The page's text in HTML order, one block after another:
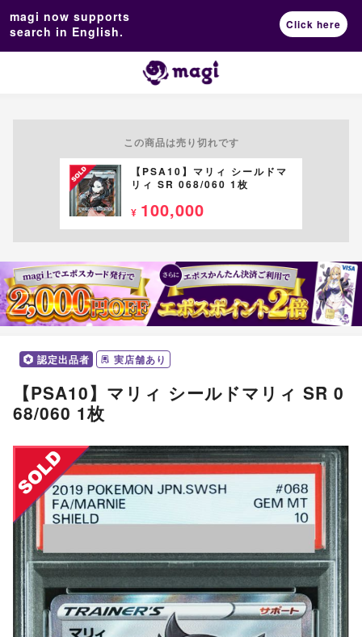
magi now supports
search in English.
Click here
この商品は売り切れです
【PSA10】マリィ シールドマ
リィ SR 068/060 1枚
¥ 100,000
認定出品者 実店舗あり
【PSA10】マリィ シールドマリィ SR 0
68/060 1枚